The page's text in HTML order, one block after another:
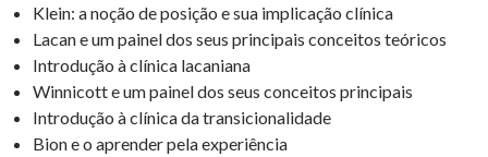
Klein: a noção de posição e sua implicação clínica
Lacan e um painel dos seus principais conceitos teóricos
Introdução à clínica lacaniana
Winnicott e um painel dos seus conceitos principais
Introdução à clínica da transicionalidade
Bion e o aprender pela experiência